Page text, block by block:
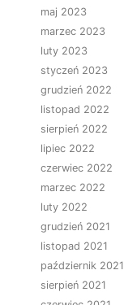
maj 2023
marzec 2023
luty 2023
styczeń 2023
grudzień 2022
listopad 2022
sierpień 2022
lipiec 2022
czerwiec 2022
marzec 2022
luty 2022
grudzień 2021
listopad 2021
październik 2021
sierpień 2021